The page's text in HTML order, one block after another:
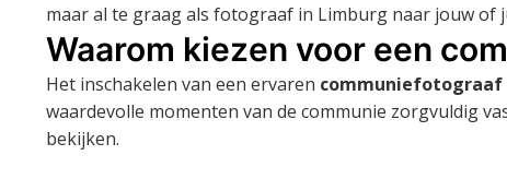
maar al te graag als fotograaf in Limburg naar jouw of
Waarom kiezen voor een
Het inschakelen van een ervaren communiefotograaf
waardevolle momenten van de communie zorgvuldig
bekijken.